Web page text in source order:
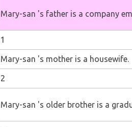
Mary-san 's father is a company
1
Mary-san 's mother is a housewife.
2
Mary-san 's older brother is a